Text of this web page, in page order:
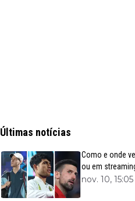
Últimas notícias
Como e onde
ou em
nov. 10, 15:05